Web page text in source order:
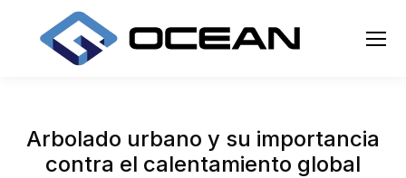
Arbolado urbano y su importancia
contra el calentamiento global